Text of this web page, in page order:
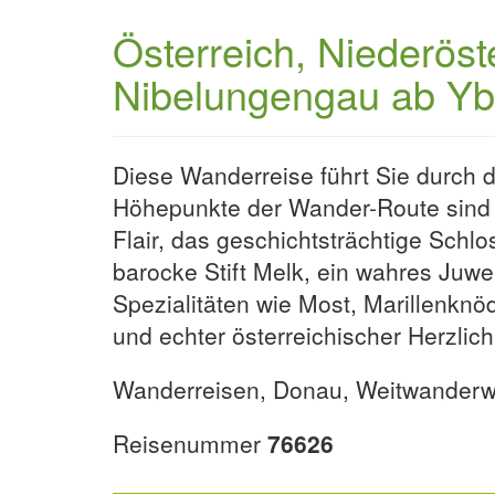
Österreich,
Nibelungengau ab
Diese Wanderreise führt Sie durch
Höhepunkte der Wander-Route
Flair, das geschichtsträchtige
barocke Stift Melk, ein wahres
Spezialitäten wie Most,
und echter österreichischer
Wanderreisen, Donau,
Reisenummer 76626